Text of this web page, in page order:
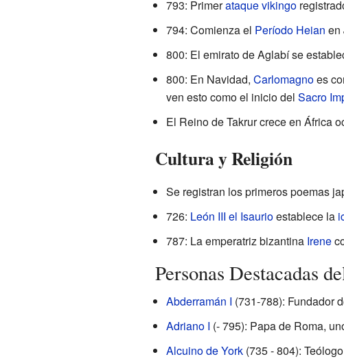
793: Primerataque vikingo
794: Comienza el Período Heian en
800: El emirato de Aglabí se
800: En Navidad, Carlomagnoes
ven esto como el inicio del Sacro
El Reino de Takrur crece en África
Cultura y Religión
Se registran los primeros poemas
726: León III el Isaurioestablece la
787: La emperatriz bizantina Irene
Personas Destacadas
Abderramán I (731-788): Fundador
Adriano I (- 795): Papa de Roma,
Alcuino de York(735 - 804):